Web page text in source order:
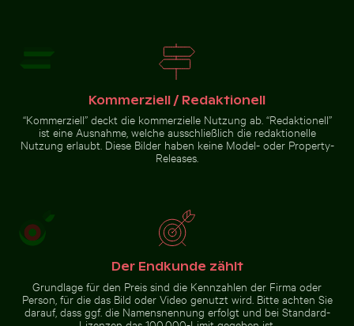
Sandweg zur Insel Ko Nui
mit Reflexionen
auf
Glasoberfläche
Ruhiger Strand mit Treibholz und Meeresblick
Baumsilhouette vor
Zur Stock-Kollektion
Kommerziell / Redaktionell
“Kommerziell” deckt die kommerzielle Nutzung ab. “Redaktionell”
ist eine Ausnahme, welche ausschließlich die redaktionelle
Nutzung erlaubt. Diese Bilder haben keine Model- oder Property-
Releases.
Der Endkunde zählt
Grundlage für den Preis sind die Kennzahlen der Firma oder
Person, für die das Bild oder Video genutzt wird. Bitte achten Sie
darauf, dass ggf. die Namensnennung erfolgt und bei Standard-